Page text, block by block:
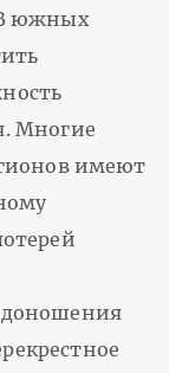
В южных
Многие
имеют